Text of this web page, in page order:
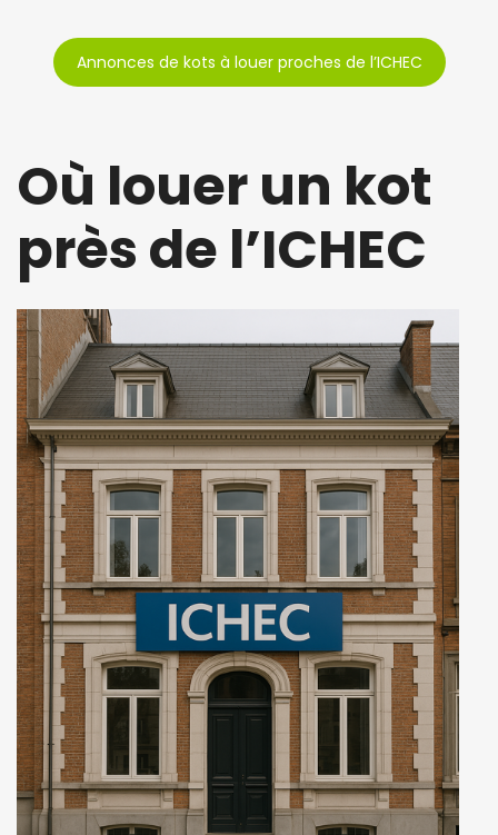
Annonces de kots à louer proches de l’ICHEC
Où louer un kot
près de l’ICHEC